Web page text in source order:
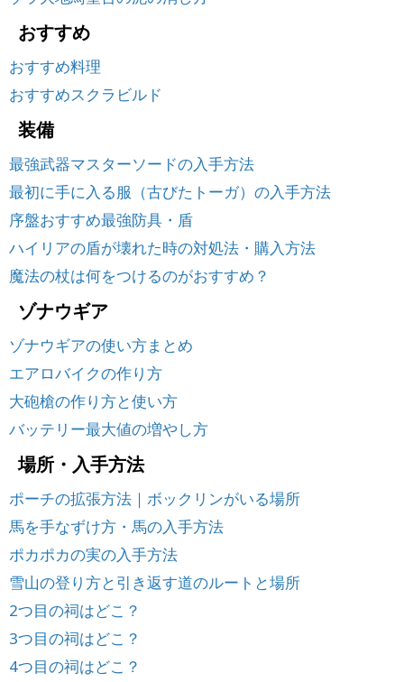
おすすめ
おすすめ料理
おすすめスクラビルド
装備
最強武器マスターソードの入手方法
最初に手に入る服（古びたトーガ）の入手方法
序盤おすすめ最強防具・盾
ハイリアの盾が壊れた時の対処法・購入方法
魔法の杖は何をつけるのがおすすめ？
ゾナウギア
ゾナウギアの使い方まとめ
エアロバイクの作り方
大砲槍の作り方と使い方
バッテリー最大値の増やし方
場所・入手方法
ポーチの拡張方法｜ボックリンがいる場所
馬を手なずけ方・馬の入手方法
ポカポカの実の入手方法
雪山の登り方と引き返す道のルートと場所
2つ目の祠はどこ？
3つ目の祠はどこ？
4つ目の祠はどこ？